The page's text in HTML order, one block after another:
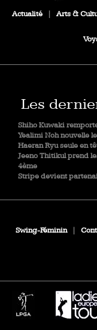
Actualité | Arts &
Les
Shiho Kuwaki
Yealimi Noh nouvelle
Haeran Ryu seule en
Jeeno Thitikul prend
4ème
Stripe devient
Swing-Féminin |